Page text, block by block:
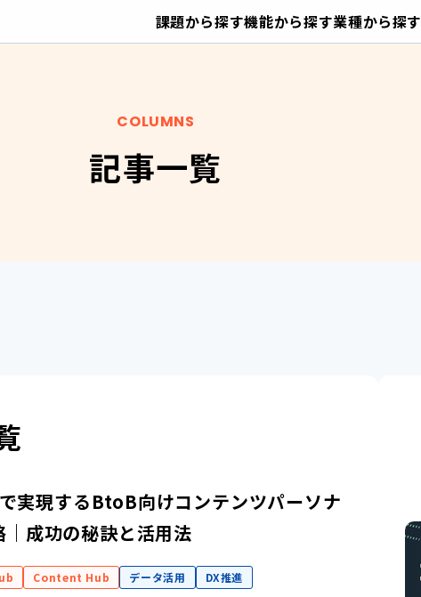
課題から探す機能から探す業種から探す
COLUMNS
記事一覧
実現するBtoB向けコンテンツパーソナ
｜成功の秘訣と活用法
Content Hub データ活用 DX推進